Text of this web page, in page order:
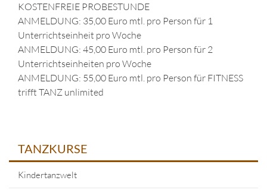
KOSTENFREIE PROBESTUNDE
ANMELDUNG: 35,00 Euro mtl. pro Person für 1
Unterrichtseinheit pro Woche
ANMELDUNG: 45,00 Euro mtl. pro Person für 2
Unterrichtseinheiten pro Woche
ANMELDUNG: 55,00 Euro mtl. pro Person für FITNESS
trifft TANZ unlimited
TANZKURSE
Kindertanzwelt